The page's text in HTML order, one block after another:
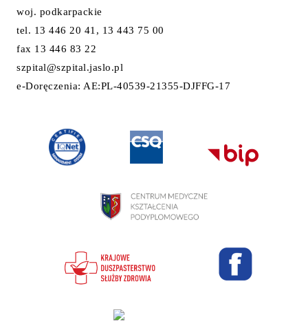
woj. podkarpackie
tel. 13 446 20 41, 13 443 75 00
fax 13 446 83 22
szpital@szpital.jaslo.pl
e-Doręczenia: AE:PL-40539-21355-DJFFG-17